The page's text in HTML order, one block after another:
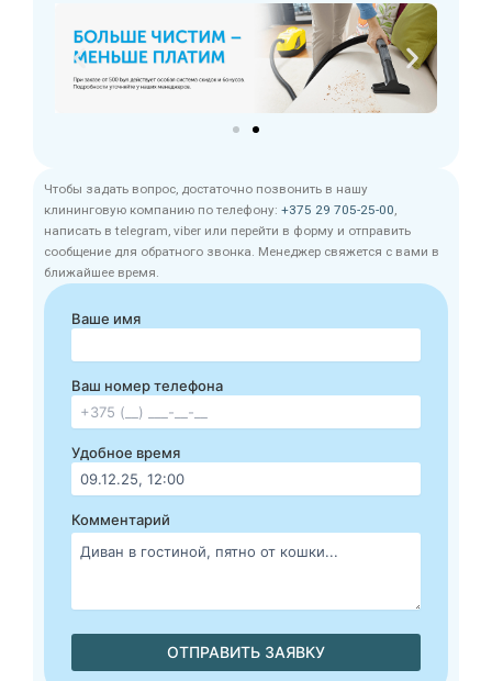
Чтобы задать вопрос, достаточно позвонить в нашу
клининговую компанию по телефону: +375 29 705-25-00,
написать в telegram, viber или перейти в форму и отправить
сообщение для обратного звонка. Менеджер свяжется с вами в
ближайшее время.
Ваше имя
Ваш номер телефона
Удобное время
Комментарий